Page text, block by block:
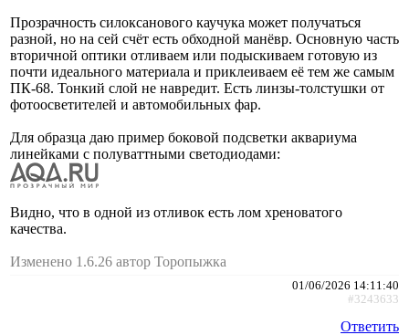
Прозрачность силоксанового каучука может получаться
разной, но на сей счёт есть обходной манёвр. Основную часть
вторичной оптики отливаем или подыскиваем готовую из
почти идеального материала и приклеиваем её тем же самым
ПК-68. Тонкий слой не навредит. Есть линзы-толстушки от
фотоосветителей и автомобильных фар.
Для образца даю пример боковой подсветки аквариума
линейками с полуваттными светодиодами:
Видно, что в одной из отливок есть лом хреноватого
качества.
Изменено 1.6.26 автор Торопыжка
01/06/2026 14:11:40
#3243633
Ответить